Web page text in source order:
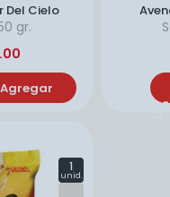
Del Cielo
gr.
Agregar
1
unid.